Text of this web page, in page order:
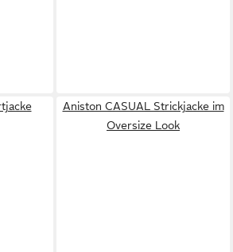
Aniston CASUAL Strickjacke im
Oversize Look